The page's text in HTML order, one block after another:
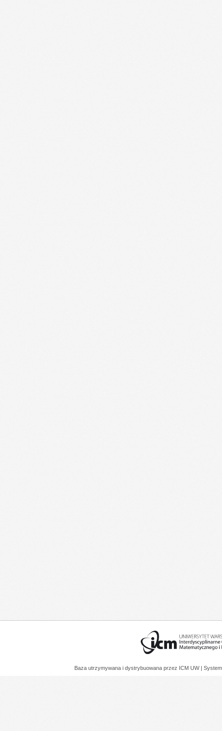
Baza utrzymywana i dystrybuowana przez ICM UW |